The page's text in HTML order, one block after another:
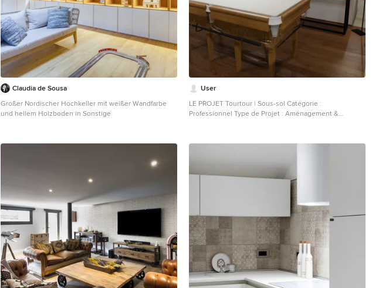
Claudia de Sousa
Großer Nordischer Hochkeller mit weißer Wandfarbe
und hellem Holzboden in Sonstige
User
LE PROJET Tourtour | Sous-sol Catégorie :
Professionnel Type de Projet : Aménagement &
charge de la vente a fait appel à nos services pour
dans l’esprit d’un fumoir, afin de donner une véritable
fonction à cette pièce en sous-sol. Une pièce aux
accents industriels, avec du bois & de la pierre pour
donner une identité à l’ensemble et nous faire oublier
l’absence de lumière naturelle. Avec son espace bar,
son billard, et son immense canapé, c’est LA pièce
idéale pour se prélasser après une dure journée de
travail…